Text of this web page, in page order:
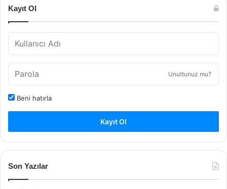
Kayıt Ol
Unuttunuz mu?
Beni hatırla
Kayıt Ol
Son Yazılar